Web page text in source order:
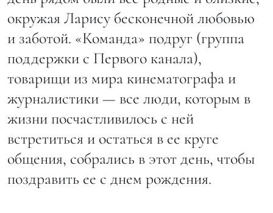
окружая Ларису бесконечной любовью
и заботой. «Команда» подруг (группа
поддержки с Первого канала),
товарищи из мира кинематографа и
журналистики — все люди, которым в
жизни посчастливилось с ней
встретиться и остаться в ее круге
общения, собрались в этот день, чтобы
поздравить ее с днем рождения.